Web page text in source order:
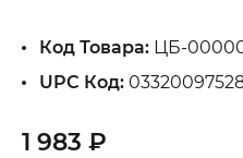
1 983 ₽
Код Товара: ЦБ-
UPC Код: